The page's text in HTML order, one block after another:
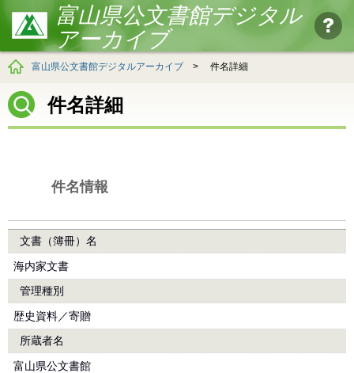
富山県公文書館デジタル
アーカイブ
富山県公文書館デジタルアーカイブ > 件名詳細
件名詳細
件名情報
文書（簿冊）名
海内家文書
管理種別
歴史資料／寄贈
所蔵者名
富山県公文書館